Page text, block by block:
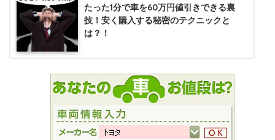
たった1分で車を60万円値引きできる裏
技！安く購入する秘密のテクニックと
は？！